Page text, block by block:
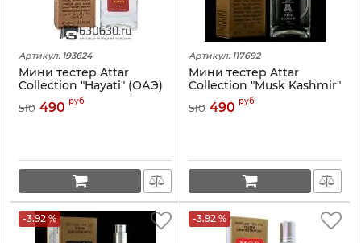
Артикул: 193624
Мини тестер Attar
Collection "Hayati" (ОАЭ)
510 490 руб
Артикул: 117692
Мини тестер Attar
Collection "Musk Kashmir"
(ОАЭ) 67 ml
510 490 руб
-3.92 % -3.92 %